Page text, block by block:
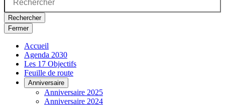
Rechercher
Fermer
Accueil
Agenda 2030
Les 17 Objectifs
Feuille de route
Anniversaire
Anniversaire 2025
Anniversaire 2024